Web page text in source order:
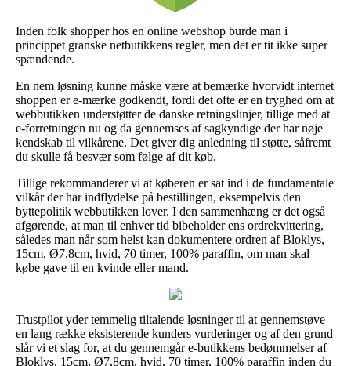
Inden folk shopper hos en online webshop burde man i
princippet granske netbutikkens regler, men det er tit ikke super
spændende.
En nem løsning kunne måske være at bemærke hvorvidt internet
shoppen er e-mærke godkendt, fordi det ofte er en tryghed om at
webbutikken understøtter de danske retningslinjer, tillige med at
e-forretningen nu og da gennemses af sagkyndige der har nøje
kendskab til vilkårene. Det giver dig anledning til støtte, såfremt
du skulle få besvær som følge af dit køb.
Tillige rekommanderer vi at køberen er sat ind i de fundamentale
vilkår der har indflydelse på bestillingen, eksempelvis den
byttepolitik webbutikken lover. I den sammenhæng er det også
afgørende, at man til enhver tid bibeholder ens ordrekvittering,
således man når som helst kan dokumentere ordren af Bloklys,
15cm, Ø7,8cm, hvid, 70 timer, 100% paraffin, om man skal
købe gave til en kvinde eller mand.
Trustpilot yder temmelig tiltalende løsninger til at gennemstøve
en lang række eksisterende kunders vurderinger og af den grund
slår vi et slag for, at du gennemgår e-butikkens bedømmelser af
Bloklys, 15cm, Ø7,8cm, hvid, 70 timer, 100% paraffin inden du